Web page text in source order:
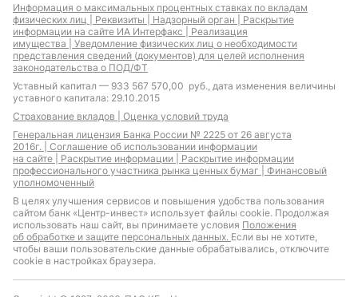
Информация о максимальных процентных ставках по вкладам
физических лиц | Реквизиты | Надзорный орган | Раскрытие
информации на сайте ИА Интерфакс | Реализация
имущества | Уведомление физических лиц о необходимости
представления сведений (документов) для целей исполнения
законодательства о ПОД/ФТ
Уставный капитал — 933 567 570,00 руб., дата изменения величины
уставного капитала: 29.10.2015
Страхование вкладов | Оценка условий труда
Генеральная лицензия Банка России № 2225 от 26 августа
2016г. | Соглашение об использовании информации
на сайте | Раскрытие информации | Раскрытие информации
профессионального участника рынка ценных бумаг | Финансовый
уполномоченный
В целях улучшения сервисов и повышения удобства пользования
сайтом банк «Центр-инвест» использует файлы cookie. Продолжая
использовать наш сайт, вы принимаете условия Положения
об обработке и защите персональных данных. Если вы не хотите,
чтобы ваши пользовательские данные обрабатывались, отключите
cookie в настройках браузера.